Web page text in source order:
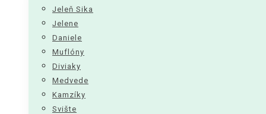
Jeleň Sika
Jelene
Daniele
Muflóny
Diviaky
Medvede
Kamzíky
Svište